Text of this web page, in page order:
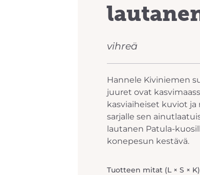
vihreä
Hannele Kiviniemen
juuret ovat
kasviaiheiset kuviot ja
sarjalle sen
lautanen Patula-
konepesun kestävä.
Tuotteen mitat (L × S ×